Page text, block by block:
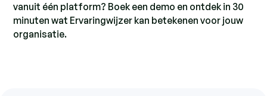
vanuit één platform? Boek een demo en ontdek in 30
minuten wat Ervaringwijzer kan betekenen voor jouw
organisatie.